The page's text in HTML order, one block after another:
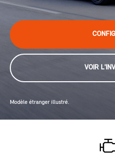
Modèle étranger illustré.
VOIR